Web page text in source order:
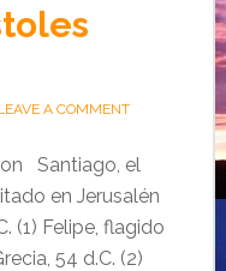
A COMMENT
Santiago, el
en Jerusalén
(1) Felipe, flagido
54 d.C. (2)